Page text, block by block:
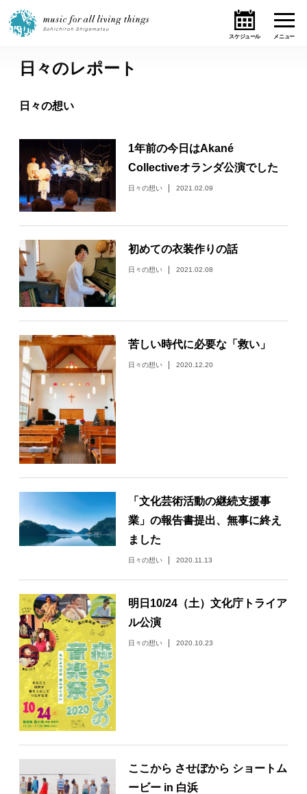
ホーム
ニュース
テーマ
ライブ・スケジュール
作品
オンライン・ショップ
ギャラリー
Specials
プロフィール
演奏依頼
日々のレポート
日々の想い
1年前の今日はAkané
Collectiveオランダ公演でした
日々の想い 2021.02.09
初めての衣装作りの話
日々の想い 2021.02.08
苦しい時代に必要な「救い」
日々の想い 2020.12.20
「文化芸術活動の継続支援事
業」の報告書提出、無事に終え
ました
日々の想い 2020.11.13
明日10/24（土）文化庁トライア
ル公演
日々の想い 2020.10.23
ここから させぼから ショートム
ービー in 白浜